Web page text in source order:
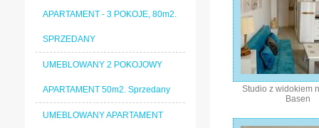
Studio z widokiem
Basen
APARTAMENT - 3 POKOJE, 80m2.
SPRZEDANY
UMEBLOWANY 2 POKOJOWY
APARTAMENT 50m2. Sprzedany
UMEBLOWANY APARTAMENT